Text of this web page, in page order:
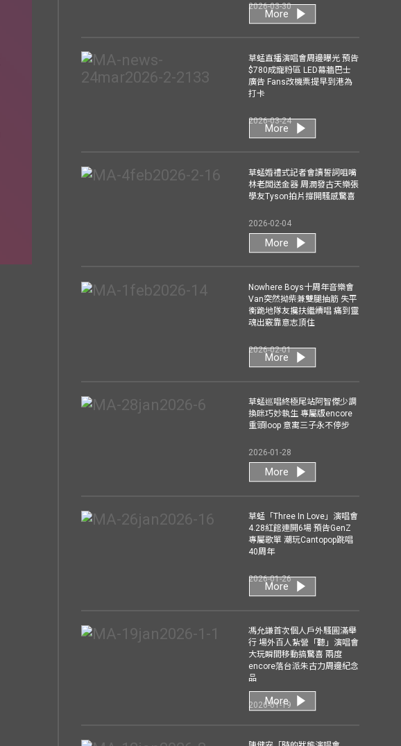
2026-03-30
More
草蜢直播演唱會周邊曝光 預告
$780成寵粉區 LED幕牆巴士
廣告 Fans改機票提早到港為
打卡
2026-03-24
More
草蜢婚禮式記者會讀誓詞咀嘴
林老闆送金器 周潤發古天樂張
學友Tyson拍片撐開騷感驚喜
2026-02-04
More
Nowhere Boys十周年音樂會
Van突然拗柴兼雙腿抽筋 失平
衡跪地隊友攙扶繼續唱 痛到靈
魂出竅靠意志頂住
2026-02-01
More
草蜢巡唱終極尾站阿智傑少調
換咪巧妙執生 專屬版encore
重頭loop 意寓三子永不停步
2026-01-28
More
草蜢「Three In Love」演唱會
4.28紅館連開6場 預告GenZ
專屬歌單 潮玩Cantopop跳唱
40周年
2026-01-26
More
馮允謙首次個人戶外騷圓滿舉
行 場外百人紮營「聽」演唱會
大玩瞬間移動搞驚喜 兩度
encore落台派朱古力周邊紀念
品
2026-01-19
More